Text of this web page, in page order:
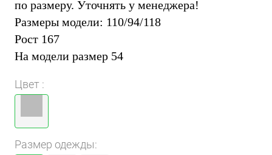
по размеру. Уточнять у менеджера!
Размеры модели: 110/94/118
Рост 167
На модели размер 54
Цвет :
Размер одежды: